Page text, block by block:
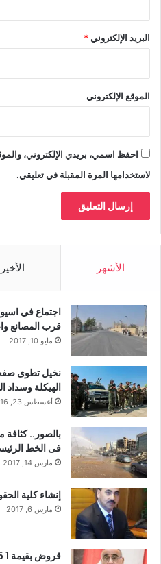
البريد الإلكتروني*
الموقع الإلكتروني
احفظ اسمي، بريدي الإلكتروني،
لاستخدامها المرة المقبلة في تعليقي.
الأشهر
اجتماع في
قرب المصانع
مايو 10, 2017
نخيل تطوى
الهيكلة وسداد
أغسطس 23, 2016
بالصور..
فى الخط
مارس 14, 2017
إنشاء كلية
مارس 6, 2017
قروض بقيمة 1 5مليار دولار لتنمية سيناء